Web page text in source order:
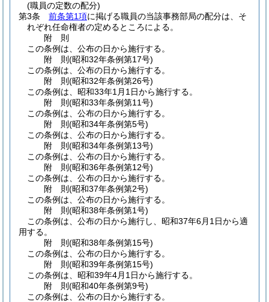
(職員の定数の配分)
第3条
前条第1項に掲げる職員の当該事務部局の配分は、そ
れぞれ任命権者の定めるところによる。
附 則
この条例は、公布の日から施行する。
附 則(昭和32年条例第17号)
この条例は、公布の日から施行する。
附 則(昭和32年条例第26号)
この条例は、昭和33年1月1日から施行する。
附 則(昭和33年条例第11号)
この条例は、公布の日から施行する。
附 則(昭和34年条例第5号)
この条例は、公布の日から施行する。
附 則(昭和34年条例第13号)
この条例は、公布の日から施行する。
附 則(昭和36年条例第12号)
この条例は、公布の日から施行する。
附 則(昭和37年条例第2号)
この条例は、公布の日から施行する。
附 則(昭和38年条例第1号)
この条例は、公布の日から施行し、昭和37年6月1日から適
用する。
附 則(昭和38年条例第15号)
この条例は、公布の日から施行する。
附 則(昭和39年条例第15号)
この条例は、昭和39年4月1日から施行する。
附 則(昭和40年条例第9号)
この条例は、公布の日から施行する。